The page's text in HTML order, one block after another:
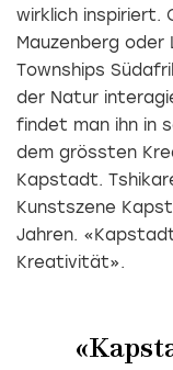
wirklich inspiriert.
Mauzenberg
Townships
der Natur
findet man ihn in
dem grössten
Kapstadt.
Kunstszene
Jahren.
Kreativität».